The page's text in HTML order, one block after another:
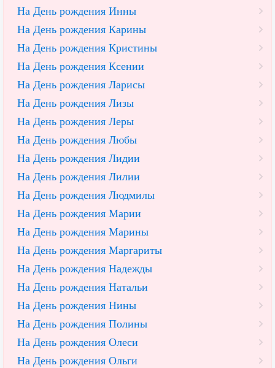
На День рождения Инны
На День рождения Карины
На День рождения Кристины
На День рождения Ксении
На День рождения Ларисы
На День рождения Лизы
На День рождения Леры
На День рождения Любы
На День рождения Лидии
На День рождения Лилии
На День рождения Людмилы
На День рождения Марии
На День рождения Марины
На День рождения Маргариты
На День рождения Надежды
На День рождения Натальи
На День рождения Нины
На День рождения Полины
На День рождения Олеси
На День рождения Ольги